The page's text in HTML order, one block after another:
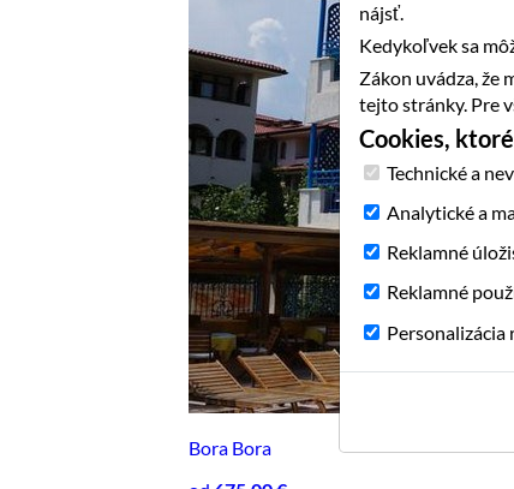
Bora Bora
nájsť.
Kedykoľvek sa
Zákon uvádza, že
tejto stránky. Pre
Cookies,
Technické a
Analytické a
Reklamné
Reklamné
Personalizácia